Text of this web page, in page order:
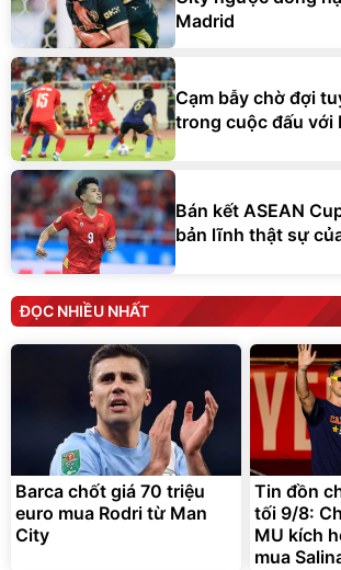
Madrid
Cạm bẫy chờ đợi
trong cuộc đấu với
Bán kết ASEAN
bản lĩnh thật sự
ĐỌC NHIỀU NHẤT
Barca chốt giá 70 triệu
euro mua Rodri từ Man
City
Tin đồn
tối 9/8:
MU kích
mua